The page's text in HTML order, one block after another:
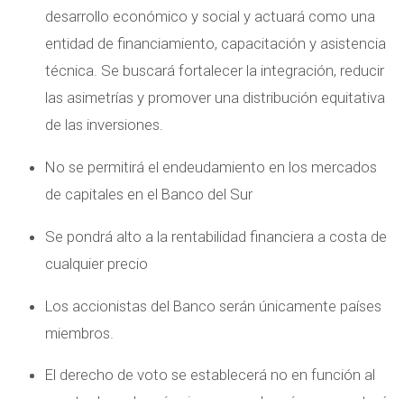
desarrollo económico y social y actuará como una
entidad de financiamiento, capacitación y asistencia
técnica. Se buscará fortalecer la integración, reducir
las asimetrías y promover una distribución equitativa
de las inversiones.
No se permitirá el endeudamiento en los mercados
de capitales en el Banco del Sur
Se pondrá alto a la rentabilidad financiera a costa de
cualquier precio
Los accionistas del Banco serán únicamente países
miembros.
El derecho de voto se establecerá no en función al